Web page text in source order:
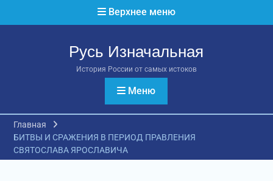
Верхнее меню
Русь Изначальная
История России от самых истоков
Меню
Главная
БИТВЫ И СРАЖЕНИЯ В ПЕРИОД ПРАВЛЕНИЯ
СВЯТОСЛАВА ЯРОСЛАВИЧА